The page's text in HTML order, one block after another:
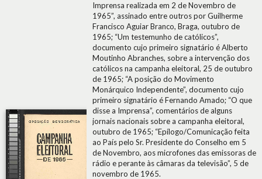
Imprensa realizada em 2 de Novembro de
1965”, assinado entre outros por Guilherme
Francisco Aguiar Branco, Braga, outubro de
1965; “Um testemunho de católicos”,
documento cujo primeiro signatário é Alberto
Moutinho Abranches, sobre a intervenção dos
católicos na campanha eleitoral, 25 de outubro
de 1965; “A posição do Movimento
Monárquico Independente”, documento cujo
primeiro signatário é Fernando Amado; “O que
disse a Imprensa”, comentários de alguns
jornais nacionais sobre a campanha eleitoral,
outubro de 1965; “Epílogo/Comunicação feita
ao País pelo Sr. Presidente do Conselho em 5
de Novembro, aos microfones das emissoras de
rádio e perante às câmaras da televisão”, 5 de
novembro de 1965.